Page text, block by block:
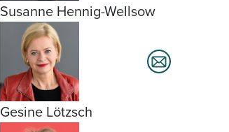
Susanne Hennig-Wellsow
Gesine Lötzsch